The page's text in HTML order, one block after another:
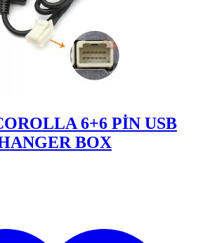
6+6 PİN USB
BOX